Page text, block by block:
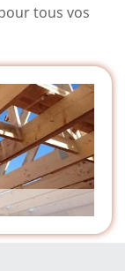
tous vos